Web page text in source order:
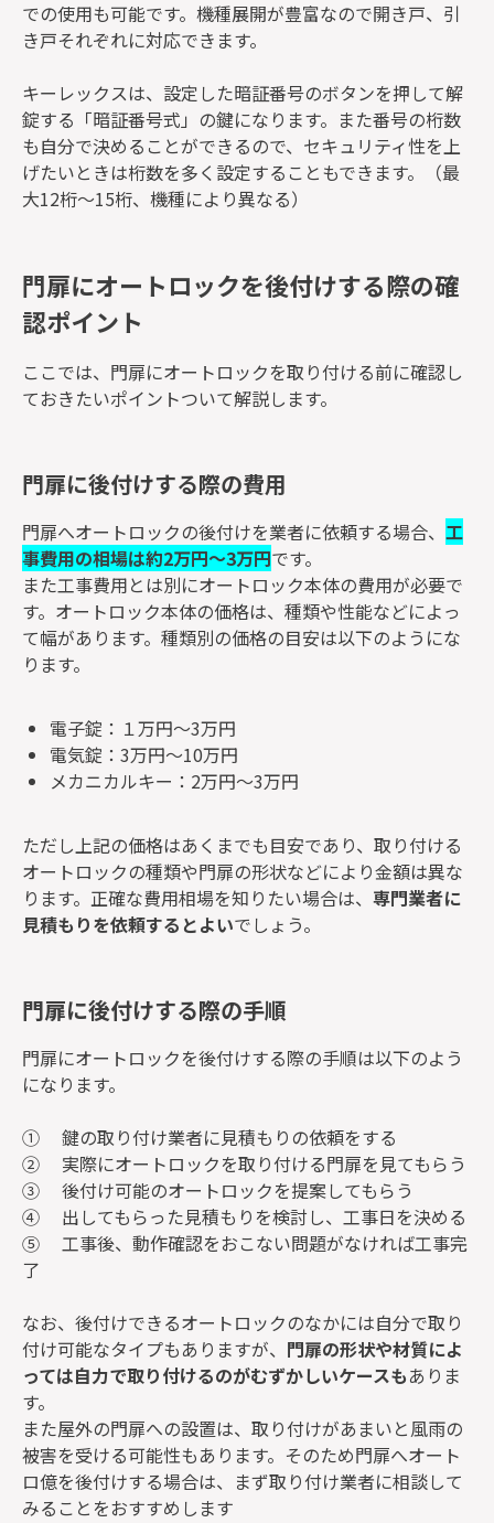
での使用も可能です。機種展開が豊富なので開き戸、引
き戸それぞれに対応できます。
キーレックスは、設定した暗証番号のボタンを押して解
錠する「暗証番号式」の鍵になります。また番号の桁数
も自分で決めることができるので、セキュリティ性を上
げたいときは桁数を多く設定することもできます。（最
大12桁～15桁、機種により異なる）
門扉にオートロックを後付けする際の確
認ポイント
ここでは、門扉にオートロックを取り付ける前に確認し
ておきたいポイントついて解説します。
門扉に後付けする際の費用
門扉へオートロックの後付けを業者に依頼する場合、 工
事費用の相場は約2万円～3万円です。
また工事費用とは別にオートロック本体の費用が必要で
す。オートロック本体の価格は、種類や性能などによっ
て幅があります。種類別の価格の目安は以下のようにな
ります。
電子錠：１万円～3万円
電気錠：3万円～10万円
メカニカルキー：2万円～3万円
ただし上記の価格はあくまでも目安であり、取り付ける
オートロックの種類や門扉の形状などにより金額は異な
ります。正確な費用相場を知りたい場合は、 専門業者に
見積もりを依頼するとよいでしょう。
門扉に後付けする際の手順
門扉にオートロックを後付けする際の手順は以下のよう
になります。
① 鍵の取り付け業者に見積もりの依頼をする
② 実際にオートロックを取り付ける門扉を見てもらう
③ 後付け可能のオートロックを提案してもらう
④ 出してもらった見積もりを検討し、工事日を決める
⑤ 工事後、動作確認をおこない問題がなければ工事完
了
なお、後付けできるオートロックのなかには自分で取り
付け可能なタイプもありますが、 門扉の形状や材質によ
っては自力で取り付けるのがむずかしいケースもありま
す。
また屋外の門扉への設置は、取り付けがあまいと風雨の
被害を受ける可能性もあります。そのため門扉へオート
ロ億を後付けする場合は、まず取り付け業者に相談して
みることをおすすめします